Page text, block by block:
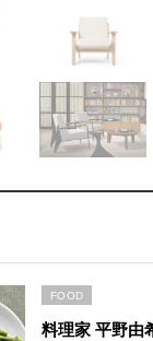
料理家 平野由
FOOD